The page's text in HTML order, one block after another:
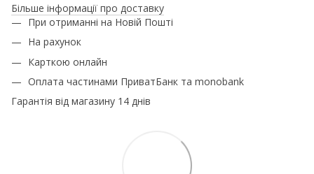
Більше інформації про доставку
При отриманні на Новій Пошті
На рахунок
Карткою онлайн
Оплата частинами ПриватБанк та monobank
Гарантія від магазину 14 днів